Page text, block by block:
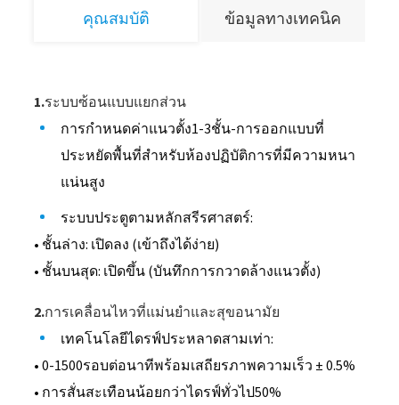
คุณสมบัติ ข้อมูลทางเทคนิค
1.ระบบซ้อนแบบแยกส่วน
การกำหนดค่าแนวตั้ง1-3ชั้น-การออกแบบที่
ประหยัดพื้นที่สำหรับห้องปฏิบัติการที่มีความหนา
แน่นสูง
ระบบประตูตามหลักสรีรศาสตร์:
• ชั้นล่าง: เปิดลง (เข้าถึงได้ง่าย)
• ชั้นบนสุด: เปิดขึ้น (บันทึกการกวาดล้างแนวตั้ง)
2.การเคลื่อนไหวที่แม่นยำและสุขอนามัย
เทคโนโลยีไดรฟ์ประหลาดสามเท่า:
• 0-1500รอบต่อนาทีพร้อมเสถียรภาพความเร็ว ± 0.5%
• การสั่นสะเทือนน้อยกว่าไดรฟ์ทั่วไป50%